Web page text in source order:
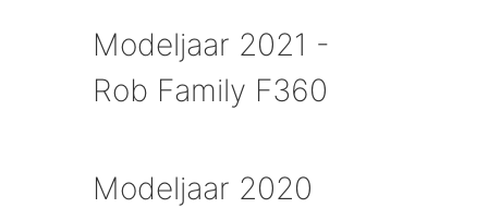
Modeljaar 2021 -
Rob Family F360
Modeljaar 2020